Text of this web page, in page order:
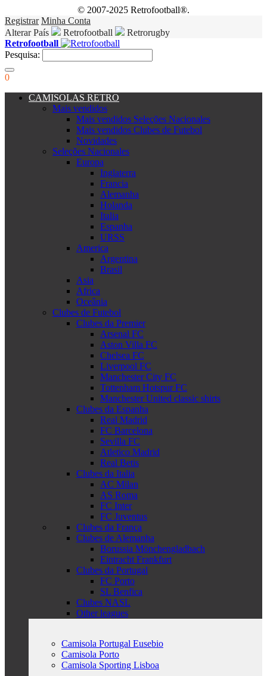
© 2007-2025 Retrofootball®.
Registrar Minha Conta
Alterar País
Retrofootball
Retrorugby
Retrofootball
Pesquisa:
0
CAMISOLAS RETRO
Mais vendidos
Mais vendidos Seleções Nacionales
Mais vendidos Clubes de Futebol
Novidades
Seleções Nacionales
Europa
Inglaterra
Francia
Alemanha
Holanda
Italia
Espanha
URSS
America
Argentina
Brasil
Asia
Africa
Oceânia
Clubes de Futebol
Clubes da Premier
Arsenal FC
Aston Villa FC
Chelsea FC
Liverpool FC
Manchester City FC
Tottenham Hotspur FC
Manchester United classic shirts
Clubes da Espanha
Real Madrid
FC Barcelona
Sevilla FC
Atletico Madrid
Real Betis
Clubes da Italia
AC Milan
AS Roma
FC Inter
FC Juventus
Clubes da França
Clubes de Alemanha
Borussia Mönchengladbach
Eintracht Frankfurt
Clubes da Portugal
FC Porto
SL Benfica
Clubes NASL
Other leagues
Camisola Portugal Eusebio
Camisola Porto
Camisola Sporting Lisboa